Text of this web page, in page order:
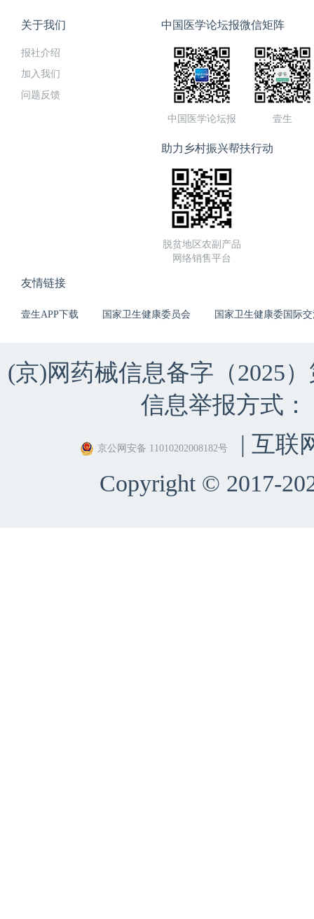
关于我们
报社介绍
加入我们
问题反馈
中国医学论坛报微信矩阵
中国医学论坛报 壹生
助力乡村振兴帮扶行动
脱贫地区农副产品
网络销售平台
友情链接
壹生APP下载 国家卫生健康委员会 国家卫生健康委国际
(京)网药械信息备字（2025
信息举报方式：
京公网安备 11010202008182号
| 互联
Copyright © 2017-